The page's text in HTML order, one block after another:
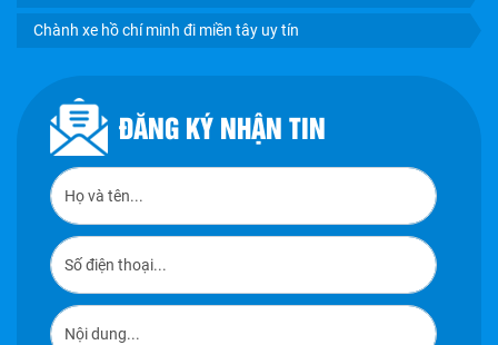
Chành xe hồ chí minh đi miền tây uy tín
ĐĂNG KÝ NHẬN TIN